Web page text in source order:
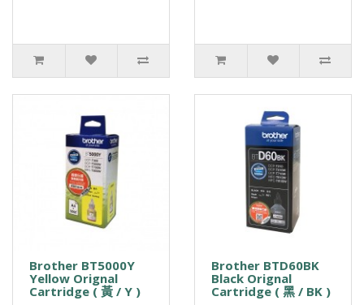
Brother BT5000Y
Yellow Orignal
Cartridge ( 黃 / Y )
Brother BTD60BK
Black Orignal
Cartridge ( 黑 / BK )